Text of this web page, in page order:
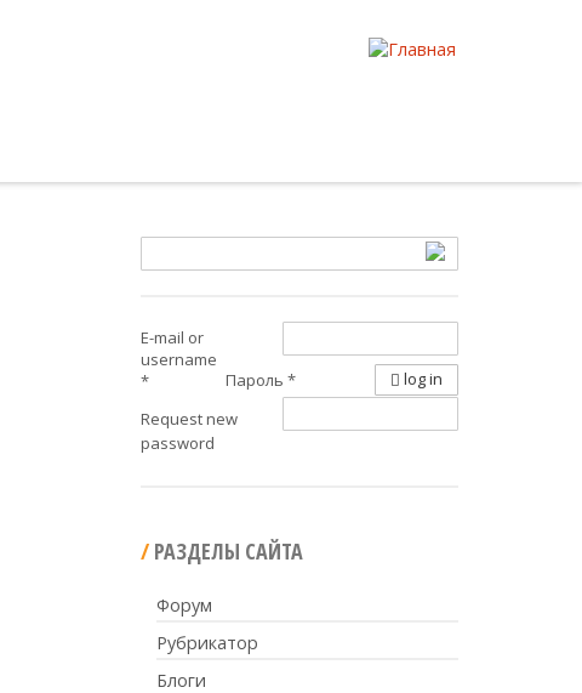
E-mail or
username
*
Пароль *
Request new
password
log in
РАЗДЕЛЫ САЙТА
Форум
Рубрикатор
Блоги